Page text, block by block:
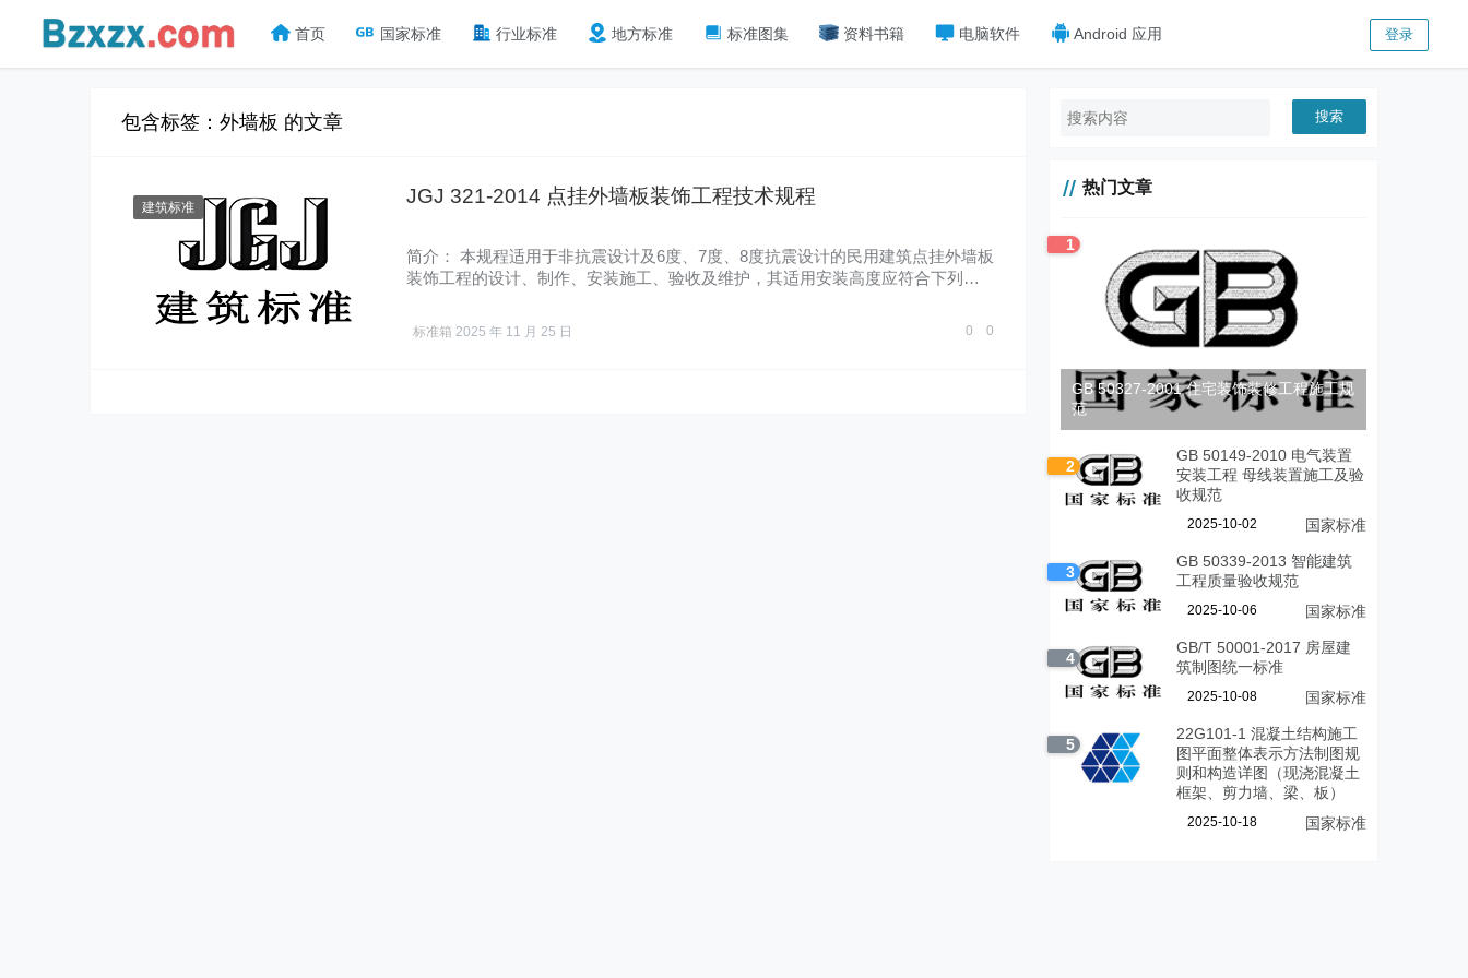
首页 国家标准 行业标准 地方标准 标准图集 资料书籍 电脑软件 Android 应用 登录
包含标签：外墙板 的文章
建筑标准 JGJ 321-2014 点挂外墙板装饰工程技术规程
简介： 本规程适用于非抗震设计及6度、7度、8度抗震设计的民用建筑点挂外墙板
装饰工程的设计、制作、安装施工、验收及维护，其适用安装高度应符合下列规
标准箱 2025 年 11 月 25 日 0 0
搜索
热门文章
1
GB 50327-2001 住宅装饰装修工程施工规
范
2
GB 50149-2010 电气装置
安装工程 母线装置施工及验
收规范
2025-10-02 国家标准
3
GB 50339-2013 智能建筑
工程质量验收规范
2025-10-06 国家标准
4
GB/T 50001-2017 房屋建
筑制图统一标准
2025-10-08 国家标准
5
22G101-1 混凝土结构施工
图平面整体表示方法制图规
则和构造详图（现浇混凝土
框架、剪力墙、梁、板）
2025-10-18 国家标准